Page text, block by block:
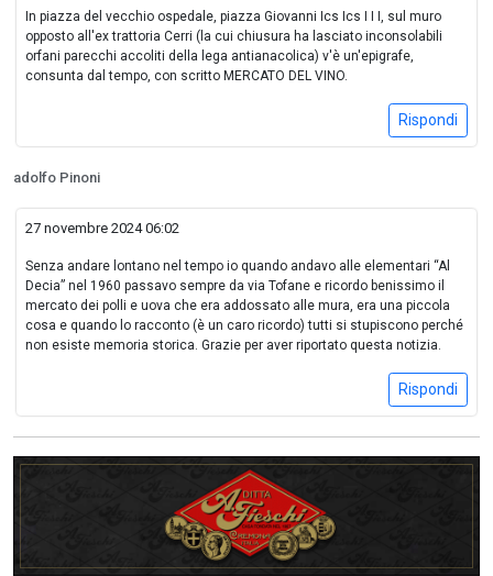
In piazza del vecchio ospedale, piazza Giovanni Ics Ics I I I, sul muro
opposto all'ex trattoria Cerri (la cui chiusura ha lasciato inconsolabili
orfani parecchi accoliti della lega antianacolica) v'è un'epigrafe,
consunta dal tempo, con scritto MERCATO DEL VINO.
Rispondi
adolfo Pinoni
27 novembre 2024 06:02
Senza andare lontano nel tempo io quando andavo alle elementari “Al
Decia” nel 1960 passavo sempre da via Tofane e ricordo benissimo il
mercato dei polli e uova che era addossato alle mura, era una piccola
cosa e quando lo racconto (è un caro ricordo) tutti si stupiscono perché
non esiste memoria storica. Grazie per aver riportato questa notizia.
Rispondi